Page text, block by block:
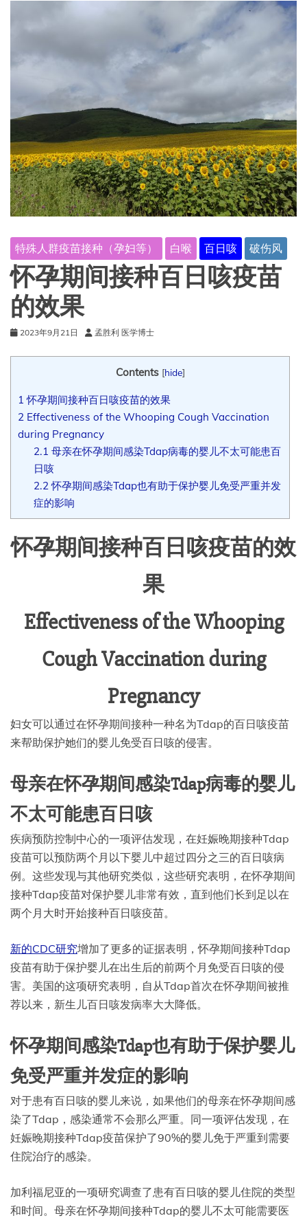
特殊人群疫苗接种（孕妇等） 白喉 百日咳 破伤风
怀孕期间接种百日咳疫苗
的效果
2023年9月21日 孟胜利 医学博士
Contents [hide]
1 怀孕期间接种百日咳疫苗的效果
2 Effectiveness of the Whooping Cough Vaccination
during Pregnancy
2.1 母亲在怀孕期间感染Tdap病毒的婴儿不太可能患百
日咳
2.2怀孕期间感染Tdap也有助于保护婴儿免受严重并发
症的影响
怀孕期间接种百日咳疫苗的效
果
Effectiveness of the Whooping
Cough Vaccination during
Pregnancy
妇女可以通过在怀孕期间接种一种名为Tdap的百日咳疫苗
来帮助保护她们的婴儿免受百日咳的侵害。
母亲在怀孕期间感染Tdap病毒的婴儿
不太可能患百日咳
疾病预防控制中心的一项评估发现，在妊娠晚期接种Tdap
疫苗可以预防两个月以下婴儿中超过四分之三的百日咳病
例。这些发现与其他研究类似，这些研究表明，在怀孕期间
接种Tdap疫苗对保护婴儿非常有效，直到他们长到足以在
两个月大时开始接种百日咳疫苗。
新的CDC研究增加了更多的证据表明，怀孕期间接种Tdap
疫苗有助于保护婴儿在出生后的前两个月免受百日咳的侵
害。美国的这项研究表明，自从Tdap首次在怀孕期间被推
荐以来，新生儿百日咳发病率大大降低。
怀孕期间感染Tdap也有助于保护婴儿
免受严重并发症的影响
对于患有百日咳的婴儿来说，如果他们的母亲在怀孕期间感
染了Tdap，感染通常不会那么严重。同一项评估发现，在
妊娠晚期接种Tdap疫苗保护了90%的婴儿免于严重到需要
住院治疗的感染。
加利福尼亚的一项研究调查了患有百日咳的婴儿住院的类型
和时间。母亲在怀孕期间接种Tdap的婴儿不太可能需要医